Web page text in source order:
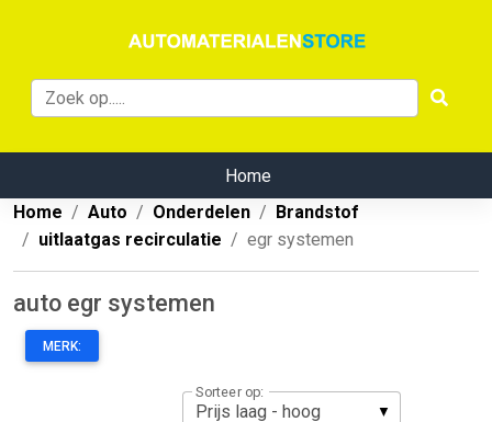
Home
Home
Auto Onderdelen
Brandstof
uitlaatgas recirculatie
egr systemen
auto egr systemen
MERK:
Sorteer op: